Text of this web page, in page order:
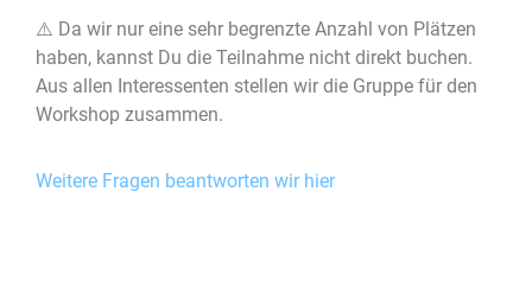
⚠️ Da wir nur eine sehr begrenzte Anzahl von Plätzen
haben, kannst Du die Teilnahme nicht direkt buchen.
Aus allen Interessenten stellen wir die Gruppe für den
Workshop zusammen.
Weitere Fragen beantworten wir hier